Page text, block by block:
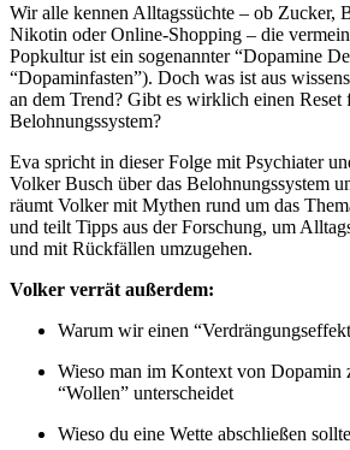
Wir alle kennen Alltagssüchte – ob Zucker,
Nikotin oder Online-Shopping – die
Popkultur ist ein sogenannter “Dopamine
“Dopaminfasten”). Doch was ist aus
an dem Trend? Gibt es wirklich einen Reset
Belohnungssystem?
Eva spricht in dieser Folge mit Psychiater
Volker Busch über das Belohnungssystem
räumt Volker mit Mythen rund um das
und teilt Tipps aus der Forschung, um
und mit Rückfällen umzugehen.
Volker verrät außerdem:
Warum wir einen
Wieso man im Kontext von Dopamin
“Wollen” unterscheidet
Wieso du eine Wette abschließen